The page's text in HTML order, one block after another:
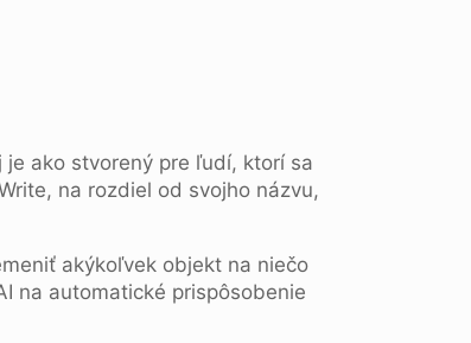
ako stvorený pre ľudí, ktorí sa
na rozdiel od svojho názvu,
akýkoľvek objekt na niečo
na automatické prispôsobenie